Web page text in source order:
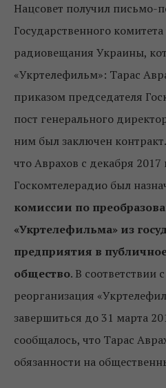
Нацсовет получил письмо-
Государственного
радиовещания Украины,
«Укртелефильм»: Тарас
приказом председателя
пост генерального
ним был заключен
что Аврахов с декабря
Госкомтелерадио был
комиссии по
«Укртелефильма» из
предприятия в
общество. В соответствии
реорганизация
завершиться до 31 марта
сообщалось, что Тарас
обязанности на